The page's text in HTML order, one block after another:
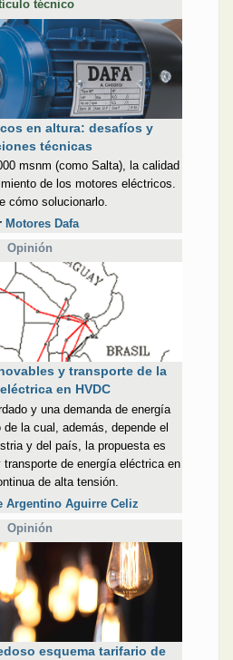
técnico
en altura: desafíos y
técnicas
msnm (como Salta), la calidad
de los motores eléctricos.
cómo solucionarlo.
Motores Dafa
Opinión
y transporte de la
en HVDC
y una demanda de energía
la cual, además, depende el
y del país, la propuesta es
transporte de energía eléctrica en
de alta tensión.
Argentino Aguirre Celiz
Opinión
esquema tarifario de